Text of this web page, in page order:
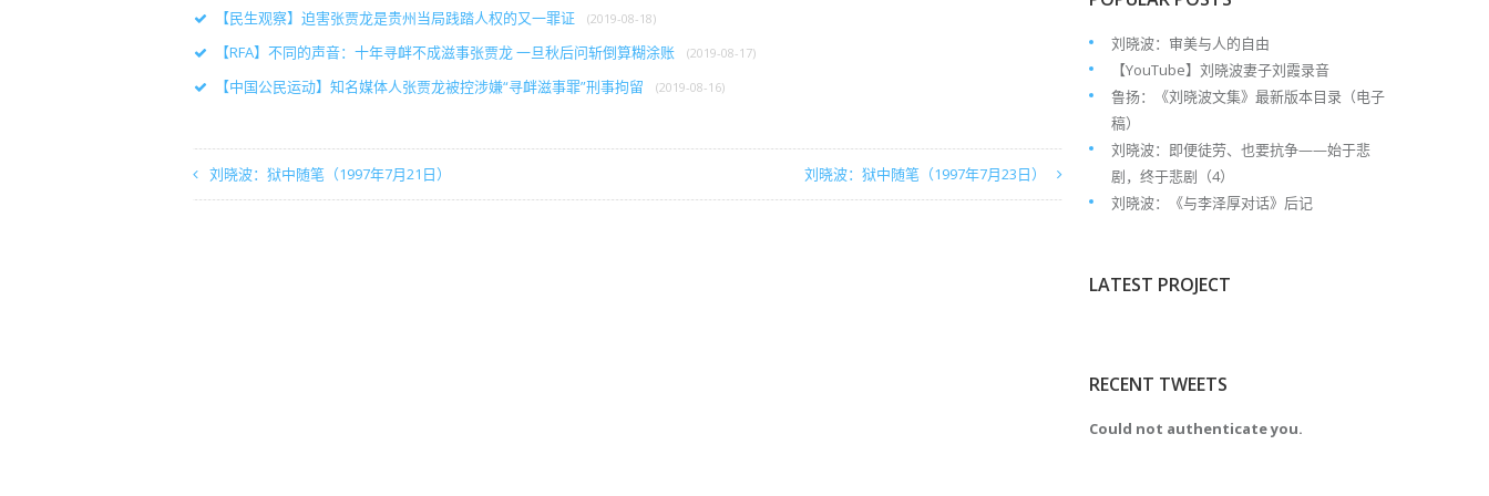
【民生观察】迫害张贾龙是贵州当局践踏人权的又一罪证 (2019-08-18)
【RFA】不同的声音：十年寻衅不成滋事张贾龙 一旦秋后问斩倒算糊涂账 (2019-08-17)
【中国公民运动】知名媒体人张贾龙被控涉嫌“寻衅滋事罪”刑事拘留 (2019-08-16)
刘晓波：狱中随笔（1997年7月21日） 刘晓波：狱中随笔（1997年7月23日）
刘晓波：审美与人的自由
【YouTube】刘晓波妻子刘霞录音
鲁扬：《刘晓波文集》最新版本目录（电子
稿）
刘晓波：即便徒劳、也要抗争——始于悲
剧，终于悲剧（4）
刘晓波：《与李泽厚对话》后记
LATEST PROJECT
RECENT TWEETS
Could not authenticate you.